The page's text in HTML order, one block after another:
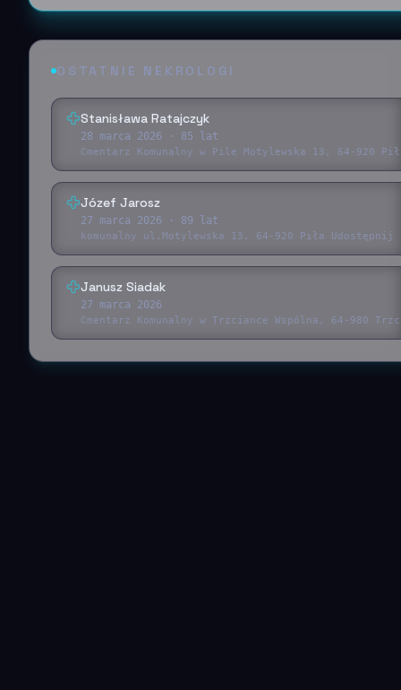
OSTATNIE NEKROLOGI
Stanisława Ratajczyk
28 marca 2026 · 85 lat
Cmentarz Komunalny w Pile Motylewska 13, 64-920
Józef Jarosz
27 marca 2026 · 89 lat
komunalny ul.Motylewska 13, 64-920 Piła
Janusz Siadak
27 marca 2026
Cmentarz Komunalny w Trzciance Wspólna, 64-980